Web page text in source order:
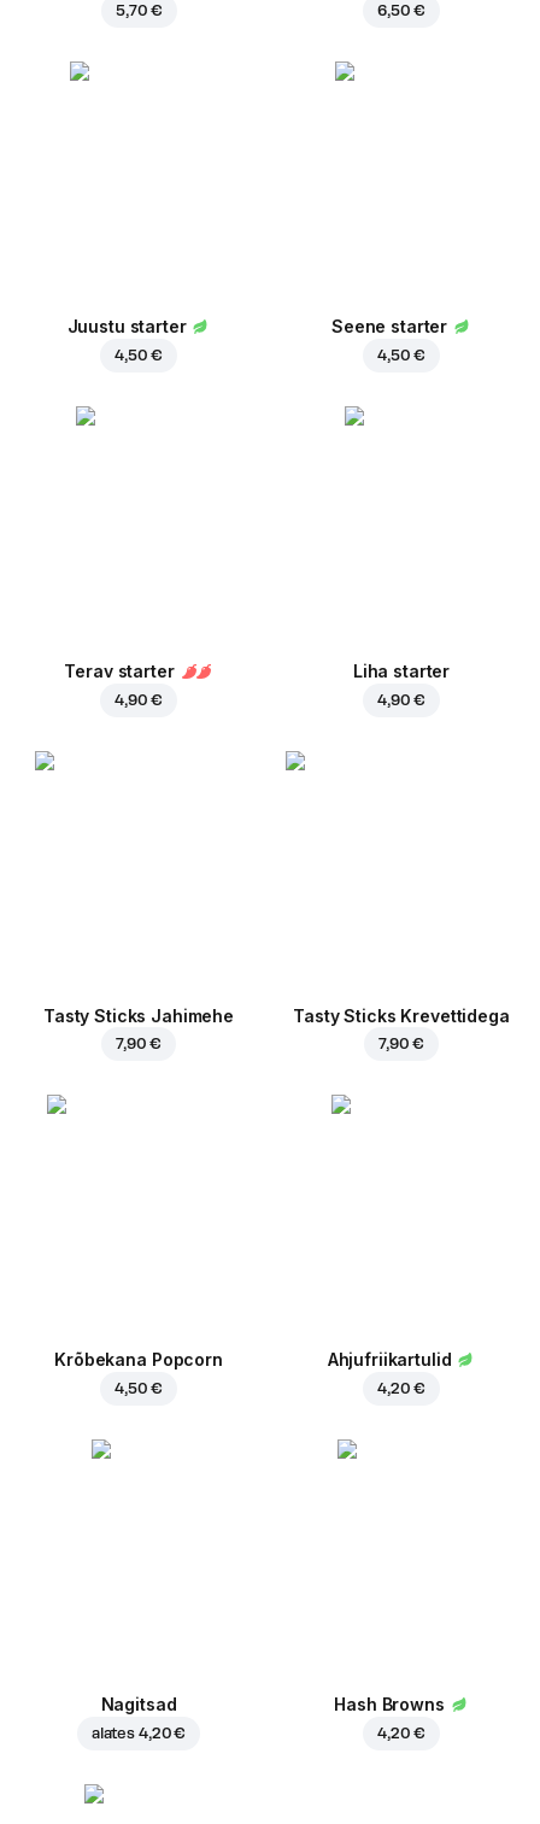
5,70 € 6,50 €
Juustu starter
4,50 €
Seene starter
4,50 €
Terav starter
4,90 €
Liha starter
4,90 €
Tasty Sticks Jahimehe
7,90 €
Tasty Sticks Krevettidega
7,90 €
Krõbekana Popcorn
4,50 €
Ahjufriikartulid
4,20 €
Nagitsad
alates 4,20 €
Hash Browns
4,20 €